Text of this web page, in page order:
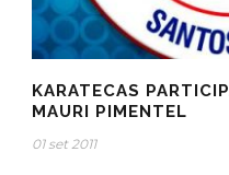
KARATECAS
MAURI PIMENTEL
01 set 2011